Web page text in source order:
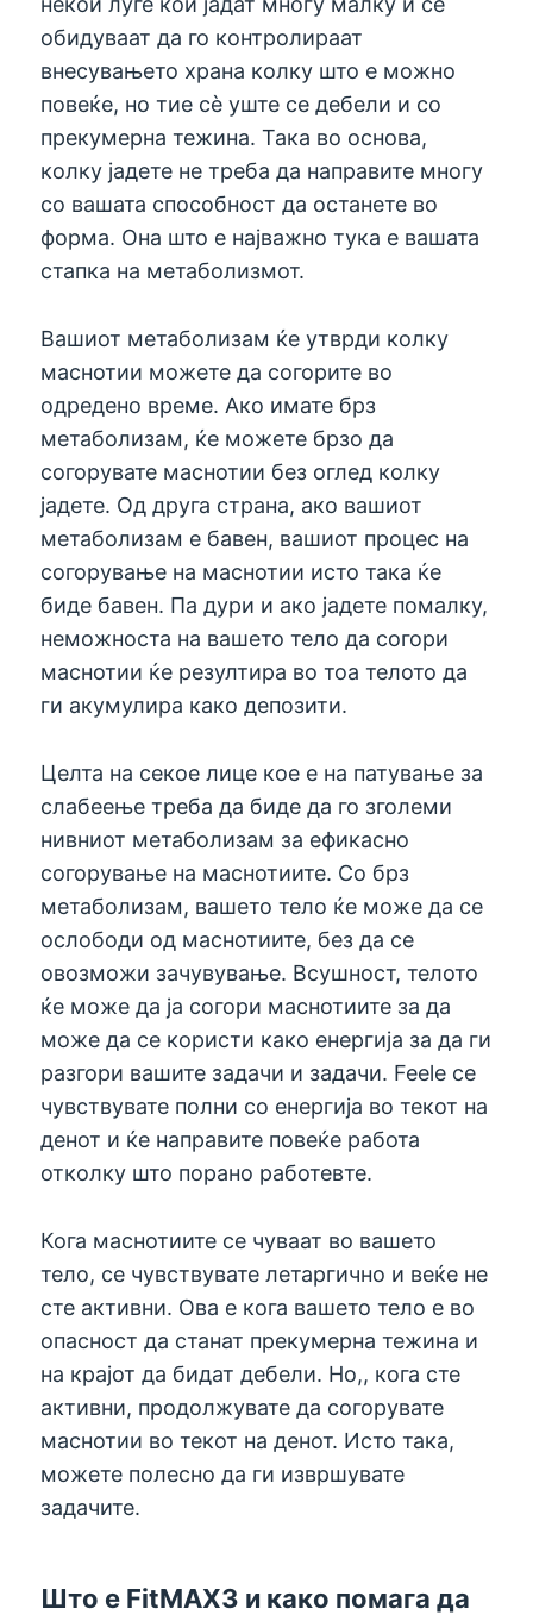
обидуваат да го контролираат
внесувањето храна колку што е можно
повеќе, но тие сè уште се дебели и со
прекумерна тежина. Така во основа,
колку јадете не треба да направите многу
со вашата способност да останете во
форма. Она што е најважно тука е вашата
стапка на метаболизмот.
Вашиот метаболизам ќе утврди колку
маснотии можете да согорите во
одредено време. Ако имате брз
метаболизам, ќе можете брзо да
согорувате маснотии без оглед колку
јадете. Од друга страна, ако вашиот
метаболизам е бавен, вашиот процес на
согорување на маснотии исто така ќе
биде бавен. Па дури и ако јадете помалку,
неможноста на вашето тело да согори
маснотии ќе резултира во тоа телото да
ги акумулира како депозити.
Целта на секое лице кое е на патување за
слабеење треба да биде да го зголеми
нивниот метаболизам за ефикасно
согорување на маснотиите. Со брз
метаболизам, вашето тело ќе може да се
ослободи од маснотиите, без да се
овозможи зачувување. Всушност, телото
ќе може да ја согори маснотиите за да
може да се користи како енергија за да ги
разгори вашите задачи и задачи. Feelе се
чувствувате полни со енергија во текот на
денот и ќе направите повеќе работа
отколку што порано работевте.
Кога маснотиите се чуваат во вашето
тело, се чувствувате летаргично и веќе не
сте активни. Ова е кога вашето тело е во
опасност да станат прекумерна тежина и
на крајот да бидат дебели. Но,, кога сте
активни, продолжувате да согорувате
маснотии во текот на денот. Исто така,
можете полесно да ги извршувате
задачите.
Што е FitMAX3 и како помага да